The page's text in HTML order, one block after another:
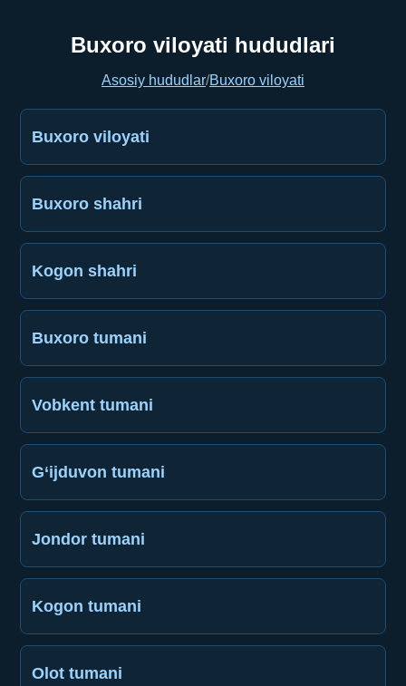
Buxoro viloyati hududlari
Asosiy hududlar/Buxoro viloyati
Buxoro viloyati
Buxoro shahri
Kogon shahri
Buxoro tumani
Vobkent tumani
G‘ijduvon tumani
Jondor tumani
Kogon tumani
Olot tumani